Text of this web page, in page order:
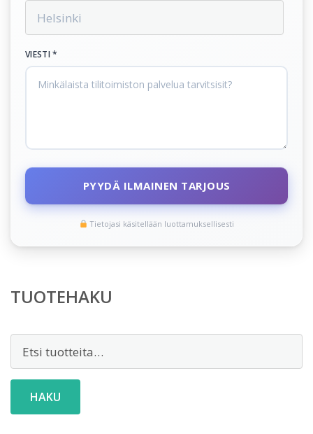
VIESTI *
PYYDÄ ILMAINEN TARJOUS
Tietojasi käsitellään luottamuksellisesti
TUOTEHAKU
HAKU